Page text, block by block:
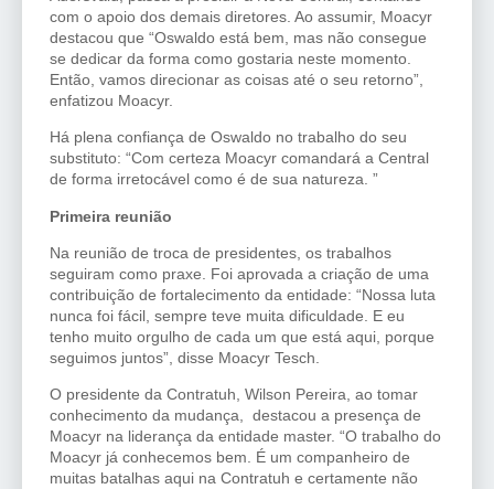
com o apoio dos demais diretores. Ao assumir, Moacyr
destacou que “Oswaldo está bem, mas não consegue
se dedicar da forma como gostaria neste momento.
Então, vamos direcionar as coisas até o seu retorno”,
enfatizou Moacyr.
Há plena confiança de Oswaldo no trabalho do seu
substituto: “Com certeza Moacyr comandará a Central
de forma irretocável como é de sua natureza. ”
Primeira reunião
Na reunião de troca de presidentes, os trabalhos
seguiram como praxe. Foi aprovada a criação de uma
contribuição de fortalecimento da entidade: “Nossa luta
nunca foi fácil, sempre teve muita dificuldade. E eu
tenho muito orgulho de cada um que está aqui, porque
seguimos juntos”, disse Moacyr Tesch.
O presidente da Contratuh, Wilson Pereira, ao tomar
conhecimento da mudança, destacou a presença de
Moacyr na liderança da entidade master. “O trabalho do
Moacyr já conhecemos bem. É um companheiro de
muitas batalhas aqui na Contratuh e certamente não